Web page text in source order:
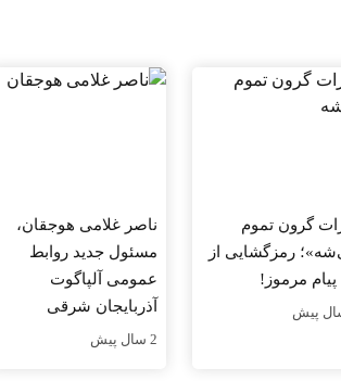
گرون تموم
رمزگشایی از
مرموز!
ناصر غلامی هوجقان،
مسئول جدید روابط
عمومی آلپاگوت
آذربایجان شرقی
2 سال پیش